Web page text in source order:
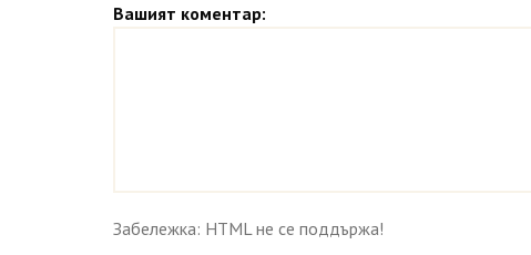
Вашият коментар:
Забележка: HTML не се поддържа!